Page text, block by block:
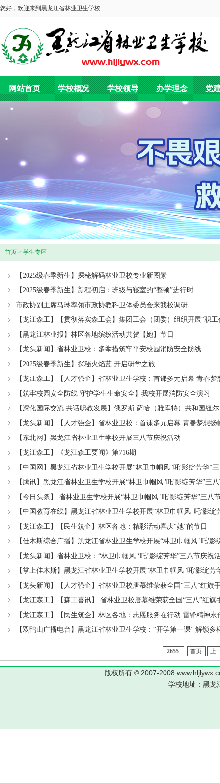
您好，欢迎来到黑龙江省林业卫生学校
网站首页 学校概况 学校领导 办学理念 党
首页 > 学生专区
【2025级春季新生】探秘解码林业卫校专业新图景
【2025级春季新生】新程初启：班级与寝室的“整顿”进行时
市政协副主席马琳率领市政协教科卫体委员会来我校调研
【龙江森工】【贯彻落实森工会】集团工会（团委）组织开展“职
【黑龙江林业报】林区各地缤纷活动共贺【她】节日
【龙头新闻】省林业卫校：多举措筑牢平安校园消防安全防线
【2025级春季新生】探秘火焰蓝 开启研学之旅
【龙江森工】【人才强企】省林业卫生学校：首课多元启幕 青春梦
【筑牢校园安全防线 守护学生生命安全】我校开展消防安全演习
【深化国际交流 共话职教发展】俄罗斯 萨哈（雅库特）共和国纽
【龙头新闻】【人才强企】省林业卫校：首课多元启幕 青春梦想扬
【东北网】黑龙江省林业卫生学校开展三八节庆祝活动
【龙江森工】《龙江森工要闻》第716期
【中国网】黑龙江省林业卫生学校开展“林卫巾帼风 '吒'影绽芳华”
【腾讯】黑龙江省林业卫生学校开展“林卫巾帼风 '吒'影绽芳华”三
【今日头条】 省林业卫生学校开展“林卫巾帼风 '吒'影绽芳华”三八
【中国教育在线】黑龙江省林业卫生学校开展“林卫巾帼风 '吒'影绽
【龙江森工】【民生筑企】林区各地：精彩活动喜庆“她”的节日
【佳木斯综合广播】黑龙江省林业卫生学校开展“林卫巾帼风 '吒'影
【龙头新闻】省林业卫校：“林卫巾帼风 ‘吒’影绽芳华”三八节庆祝
【掌上佳木斯】黑龙江省林业卫生学校开展“林卫巾帼风 '吒'影绽芳
【龙头新闻】【人才强企】省林业卫校唐慕维荣获全国“三八”红旗
【龙江森工】【森工喜讯】 省林业卫校唐慕维荣获全国“三八”红旗
【龙江森工】【民生筑企】林区各地：志愿服务在行动 雷锋精神永
【双鸭山广播电台】黑龙江省林业卫生学校：“开学第一课” 解锁
2655 首页 上
版权所有 © 2007-2008
学校地址：黑龙